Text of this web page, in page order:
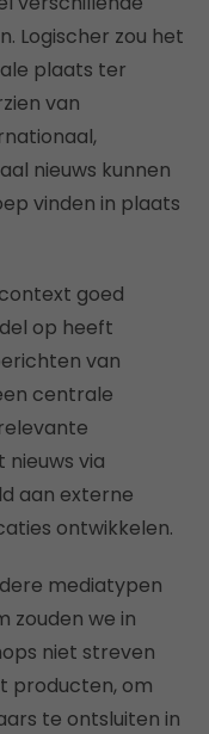
Logischer zou het
plaats ter
van
nieuws kunnen
vinden in plaats
goed
op heeft
van
centrale
via
aan externe
ontwikkelen.
mediatypen
zouden we in
niet streven
producten, om
te ontsluiten in